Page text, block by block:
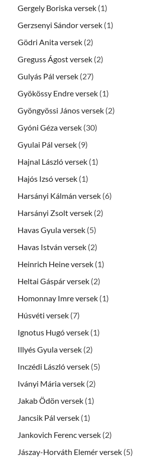
Gergely Boriska versek (1)
Gerzsenyi Sándor versek (1)
Gödri Anita versek (2)
Greguss Ágost versek (2)
Gulyás Pál versek (27)
Gyökössy Endre versek (1)
Gyöngyössi János versek (2)
Gyóni Géza versek (30)
Gyulai Pál versek (9)
Hajnal László versek (1)
Hajós Izsó versek (1)
Harsányi Kálmán versek (6)
Harsányi Zsolt versek (2)
Havas Gyula versek (5)
Havas István versek (2)
Heinrich Heine versek (1)
Heltai Gáspár versek (2)
Homonnay Imre versek (1)
Húsvéti versek (7)
Ignotus Hugó versek (1)
Illyés Gyula versek (2)
Inczédi László versek (5)
Iványi Mária versek (2)
Jakab Ödön versek (1)
Jancsik Pál versek (1)
Jankovich Ferenc versek (2)
Jászay-Horváth Elemér versek (5)